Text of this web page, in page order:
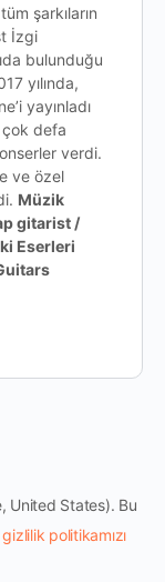
şarkıların
İzgi
bulunduğu
yılında,
yayınladı
çok defa
verdi.
ve özel
Müzik
gitarist /
Eserleri
United States). Bu
gizlilik politikamızı